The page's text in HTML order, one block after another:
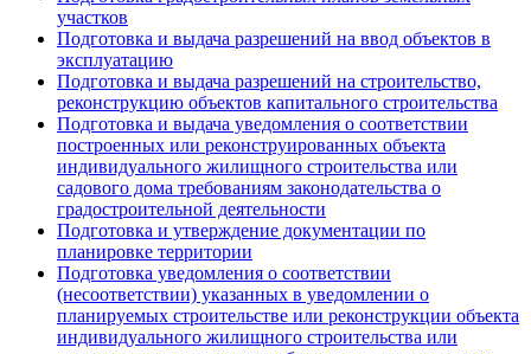
участков
Подготовка и выдача разрешений на ввод объектов в
эксплуатацию
Подготовка и выдача разрешений на строительство,
реконструкцию объектов капитального строительства
Подготовка и выдача уведомления о соответствии
построенных или реконструированных объекта
индивидуального жилищного строительства или
садового дома требованиям законодательства о
градостроительной деятельности
Подготовка и утверждение документации по
планировке территории
Подготовка уведомления о соответствии
(несоответствии) указанных в уведомлении о
планируемых строительстве или реконструкции объекта
индивидуального жилищного строительства или